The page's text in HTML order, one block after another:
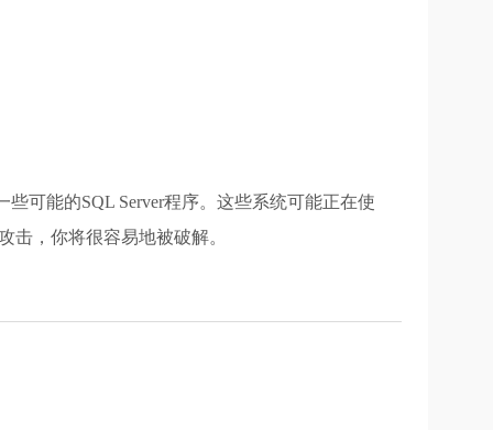
些可能的SQL Server程序。这些系统可能正在使
击，你将很容易地被破解。